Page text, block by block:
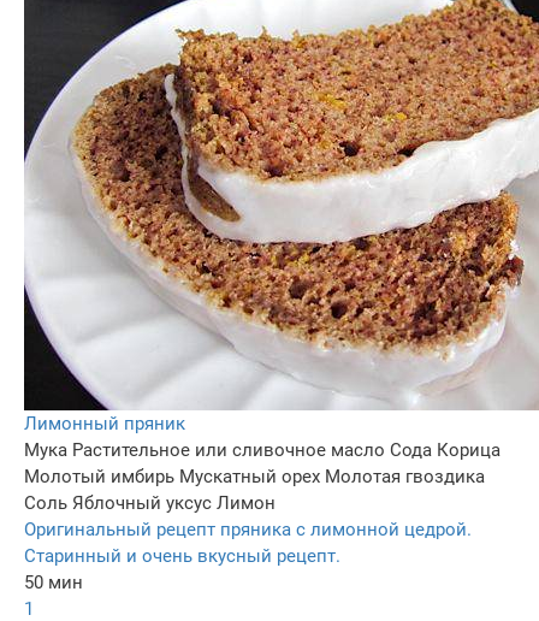
Лимонный пряник
Мука Растительное или сливочное масло Сода Корица
Молотый имбирь Мускатный орех Молотая гвоздика
Соль Яблочный уксус Лимон
Оригинальный рецепт пряника с лимонной цедрой.
Старинный и очень вкусный рецепт.
50 мин
1